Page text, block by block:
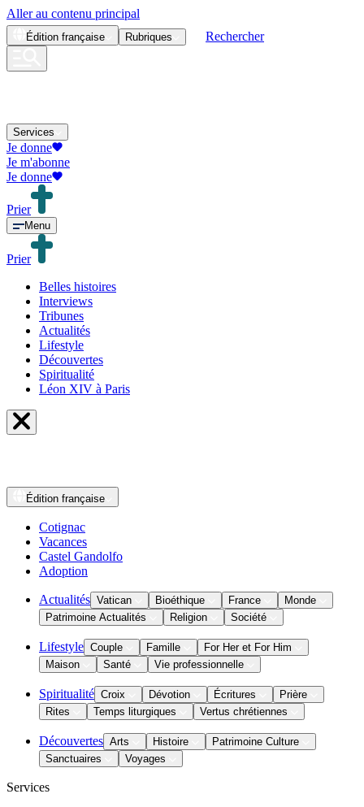
Aller au contenu principal
Édition française Rubriques Rechercher
Services
Je donne
Je m'abonne
Je donne
Prier
Menu
Prier
Belles histoires
Interviews
Tribunes
Actualités
Lifestyle
Découvertes
Spiritualité
Léon XIV à Paris
Édition française
Cotignac
Vacances
Castel Gandolfo
Adoption
Actualités Vatican Bioéthique France
Monde
Patrimoine Actualités
Religion Société
Lifestyle Couple Famille
For Her et For Him
Maison
Santé Vie professionnelle
Spiritualité Croix Dévotion Écritures
Prière
Rites
Temps liturgiques Vertus chrétiennes
Découvertes Arts Histoire
Patrimoine Culture
Sanctuaires
Voyages
Services